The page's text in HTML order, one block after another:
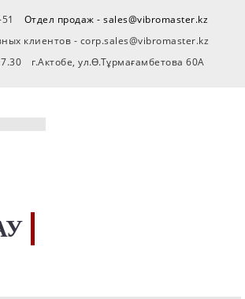
Отдел продаж - sales@vibromaster.kz
клиентов - corp.sales@vibromaster.kz
г.Актобе, ул.Ө.Тұрмағамбетова 60А